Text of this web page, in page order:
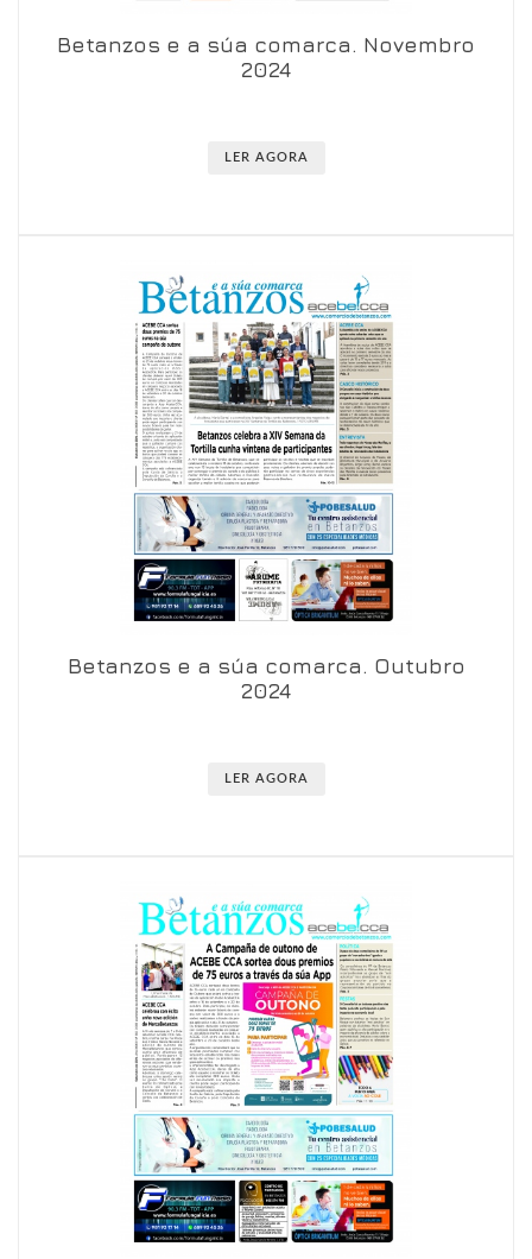
Ver en visor Ver en detalle
Betanzos e a súa comarca. Novembro
2024
LER AGORA
Ver en visor Ver en detalle
Betanzos e a súa comarca. Outubro
2024
LER AGORA